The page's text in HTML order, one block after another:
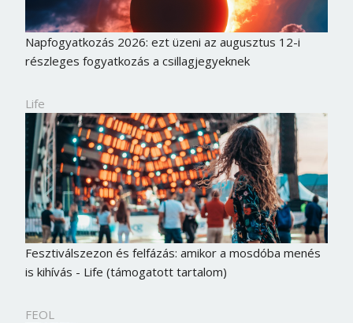
Napfogyatkozás 2026: ezt üzeni az augusztus 12-i
részleges fogyatkozás a csillagjegyeknek
Life
Fesztiválszezon és felfázás: amikor a mosdóba menés
is kihívás - Life (támogatott tartalom)
FEOL